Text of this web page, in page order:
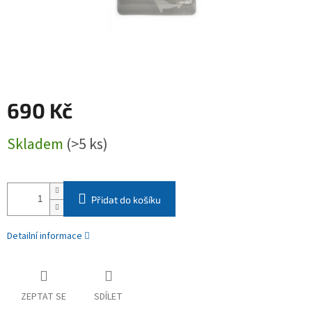
690 Kč
cena:
Skladem (>5 ks)
Přidat do košíku
Detailní informace
ZEPTAT SE SDÍLET